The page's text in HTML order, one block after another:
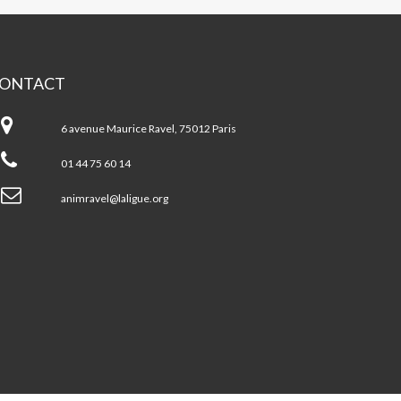
6 avenue Maurice Ravel, 75012 Paris
01 44 75 60 14
animravel@laligue.org